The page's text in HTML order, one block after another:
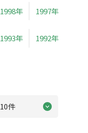
1998年 1997年
1993年 1992年